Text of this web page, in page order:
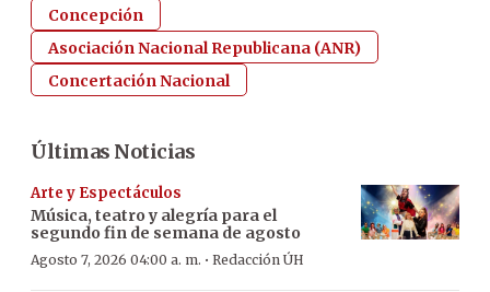
Concepción
Asociación Nacional Republicana (ANR)
Concertación Nacional
Últimas Noticias
Arte y Espectáculos
Música, teatro y alegría para el
segundo fin de semana de agosto
Agosto 7, 2026 04:00 a. m. · Redacción ÚH